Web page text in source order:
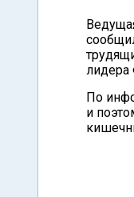
лидера
По
и